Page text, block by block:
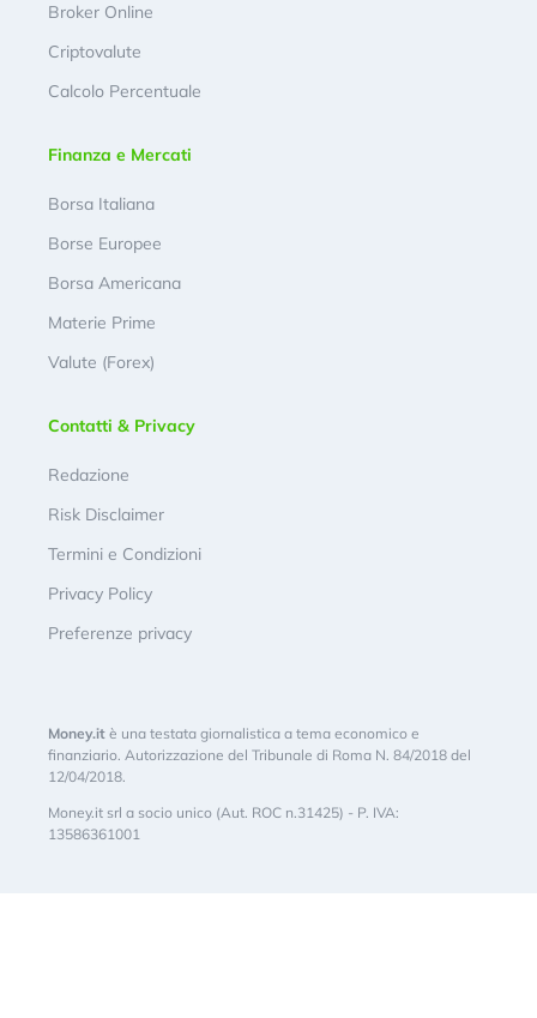
Broker Online
Criptovalute
Calcolo Percentuale
Finanza e Mercati
Borsa Italiana
Borse Europee
Borsa Americana
Materie Prime
Valute (Forex)
Contatti & Privacy
Redazione
Risk Disclaimer
Termini e Condizioni
Privacy Policy
Preferenze privacy
Money.it è una testata giornalistica a tema economico e
finanziario. Autorizzazione del Tribunale di Roma N. 84/2018 del
12/04/2018.
Money.it srl a socio unico (Aut. ROC n.31425) - P. IVA:
13586361001